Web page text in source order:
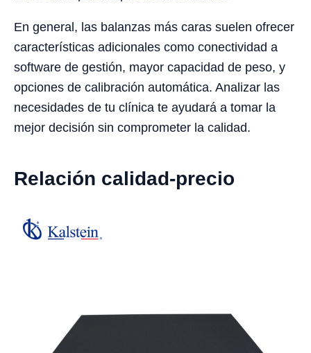
En general, las balanzas más caras suelen ofrecer
características adicionales como conectividad a
software de gestión, mayor capacidad de peso, y
opciones de calibración automática. Analizar las
necesidades de tu clínica te ayudará a tomar la
mejor decisión sin comprometer la calidad.
Relación calidad-precio